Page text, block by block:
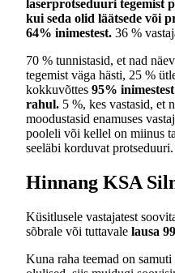
laserprotseduuri tegemist
kui seda olid läätsede või
64% inimestest. 36 %
70 % tunnistasid, et nad
tegemist väga hästi, 25 %
kokkuvõttes 95%
rahul. 5 %, kes vastasid, et
moodustasid enamuses
pooleli või kellel on miinus
seeläbi korduvat protseduuri.
Hinnang KSA
Küsitlusele vastajatest
sõbrale või tuttavale lausa
Kuna raha teemad on